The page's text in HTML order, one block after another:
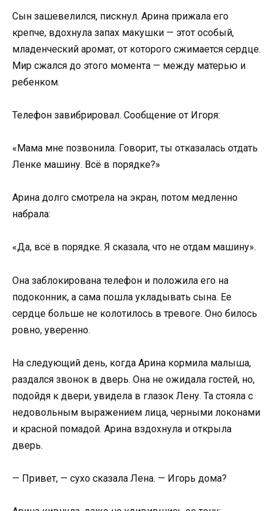
Сын зашевелился, пискнул. Арина прижала его
крепче, вдохнула запах макушки — этот особый,
младенческий аромат, от которого сжимается сердце.
Мир сжался до этого момента — между матерью и
ребенком.
Телефон завибрировал. Сообщение от Игоря:
«Мама мне позвонила. Говорит, ты отказалась отдать
Ленке машину. Всё в порядке?»
Арина долго смотрела на экран, потом медленно
набрала:
«Да, всё в порядке. Я сказала, что не отдам машину».
Она заблокирована телефон и положила его на
подоконник, а сама пошла укладывать сына. Ее
сердце больше не колотилось в тревоге. Оно билось
ровно, уверенно.
На следующий день, когда Арина кормила малыша,
раздался звонок в дверь. Она не ожидала гостей, но,
подойдя к двери, увидела в глазок Лену. Та стояла с
недовольным выражением лица, черными локонами
и красной помадой. Арина вздохнула и открыла
дверь.
— Привет, — сухо сказала Лена. — Игорь дома?